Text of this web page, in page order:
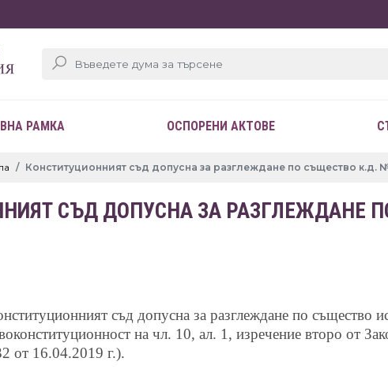
РАМКА ОСПОРЕНИ АКТОВЕ
Конституционният съд допусна за разглеждане по същество к.д.
СЪД ДОПУСНА ЗА РАЗГЛЕЖДАНЕ
съд допусна за разглеждане по същество
на чл. 10, ал. 1, изречение второ от
от 16.04.2019 г.).